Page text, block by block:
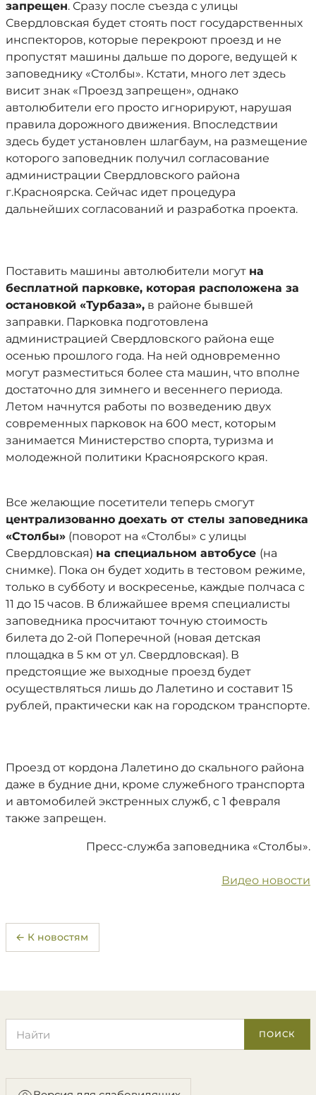
запрещен. Сразу после съезда с улицы
Свердловская будет стоять пост государственных
инспекторов, которые перекроют проезд и не
пропустят машины дальше по дороге, ведущей к
заповеднику «Столбы». Кстати, много лет здесь
висит знак «Проезд запрещен», однако
автолюбители его просто игнорируют, нарушая
правила дорожного движения. Впоследствии
здесь будет установлен шлагбаум, на размещение
которого заповедник получил согласование
администрации Свердловского района
г.Красноярска. Сейчас идет процедура
дальнейших согласований и разработка проекта.
Поставить машины автолюбители могут на
бесплатной парковке, которая расположена за
остановкой «Турбаза», в районе бывшей
заправки. Парковка подготовлена
администрацией Свердловского района еще
осенью прошлого года. На ней одновременно
могут разместиться более ста машин, что вполне
достаточно для зимнего и весеннего периода.
Летом начнутся работы по возведению двух
современных парковок на 600 мест, которым
занимается Министерство спорта, туризма и
молодежной политики Красноярского края.
Все желающие посетители теперь смогут
централизованно доехать от стелы заповедника
«Столбы» (поворот на «Столбы» с улицы
Свердловская) на специальном автобусе (на
снимке). Пока он будет ходить в тестовом режиме,
только в субботу и воскресенье, каждые полчаса с
11 до 15 часов. В ближайшее время специалисты
заповедника просчитают точную стоимость
билета до 2-ой Поперечной (новая детская
площадка в 5 км от ул. Свердловская). В
предстоящие же выходные проезд будет
осуществляться лишь до Лалетино и составит 15
рублей, практически как на городском транспорте.
Проезд от кордона Лалетино до скального района
даже в будние дни, кроме служебного транспорта
и автомобилей экстренных служб, с 1 февраля
также запрещен.
Пресс-служба заповедника «Столбы».
Видео новости
← К новостям
ПОИСК